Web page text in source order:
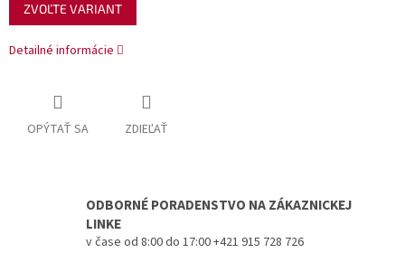
cena:
ZVOĽTE VARIANT
Detailné informácie
OPÝTAŤ SA ZDIEĽAŤ
ODBORNÉ PORADENSTVO NA ZÁKAZNICKEJ
LINKE
v čase od 8:00 do 17:00 +421 915 728 726